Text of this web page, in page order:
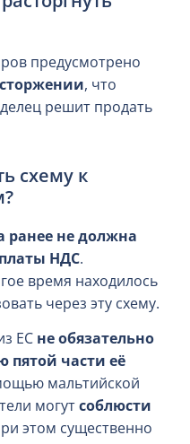
предусмотрено
, что
решит продать
схему к
ранее не должна
НДС.
время находилось
через эту схему.
ЕС не обязательно
пятой части её
мальтийской
могутсоблюсти
этом существенно